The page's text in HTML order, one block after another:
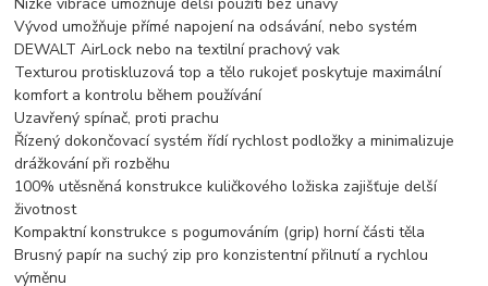
Vývod umožňuje přímé napojení na odsávání, nebo systém
DEWALT AirLock nebo na textilní prachový vak
Texturou protiskluzová top a tělo rukojeť poskytuje maximální
komfort a kontrolu během používání
Uzavřený spínač, proti prachu
Řízený dokončovací systém řídí rychlost podložky a minimalizuje
drážkování při rozběhu
100% utěsněná konstrukce kuličkového ložiska zajišťuje delší
životnost
Kompaktní konstrukce s pogumováním (grip) horní části těla
Brusný papír na suchý zip pro konzistentní přilnutí a rychlou
výměnu